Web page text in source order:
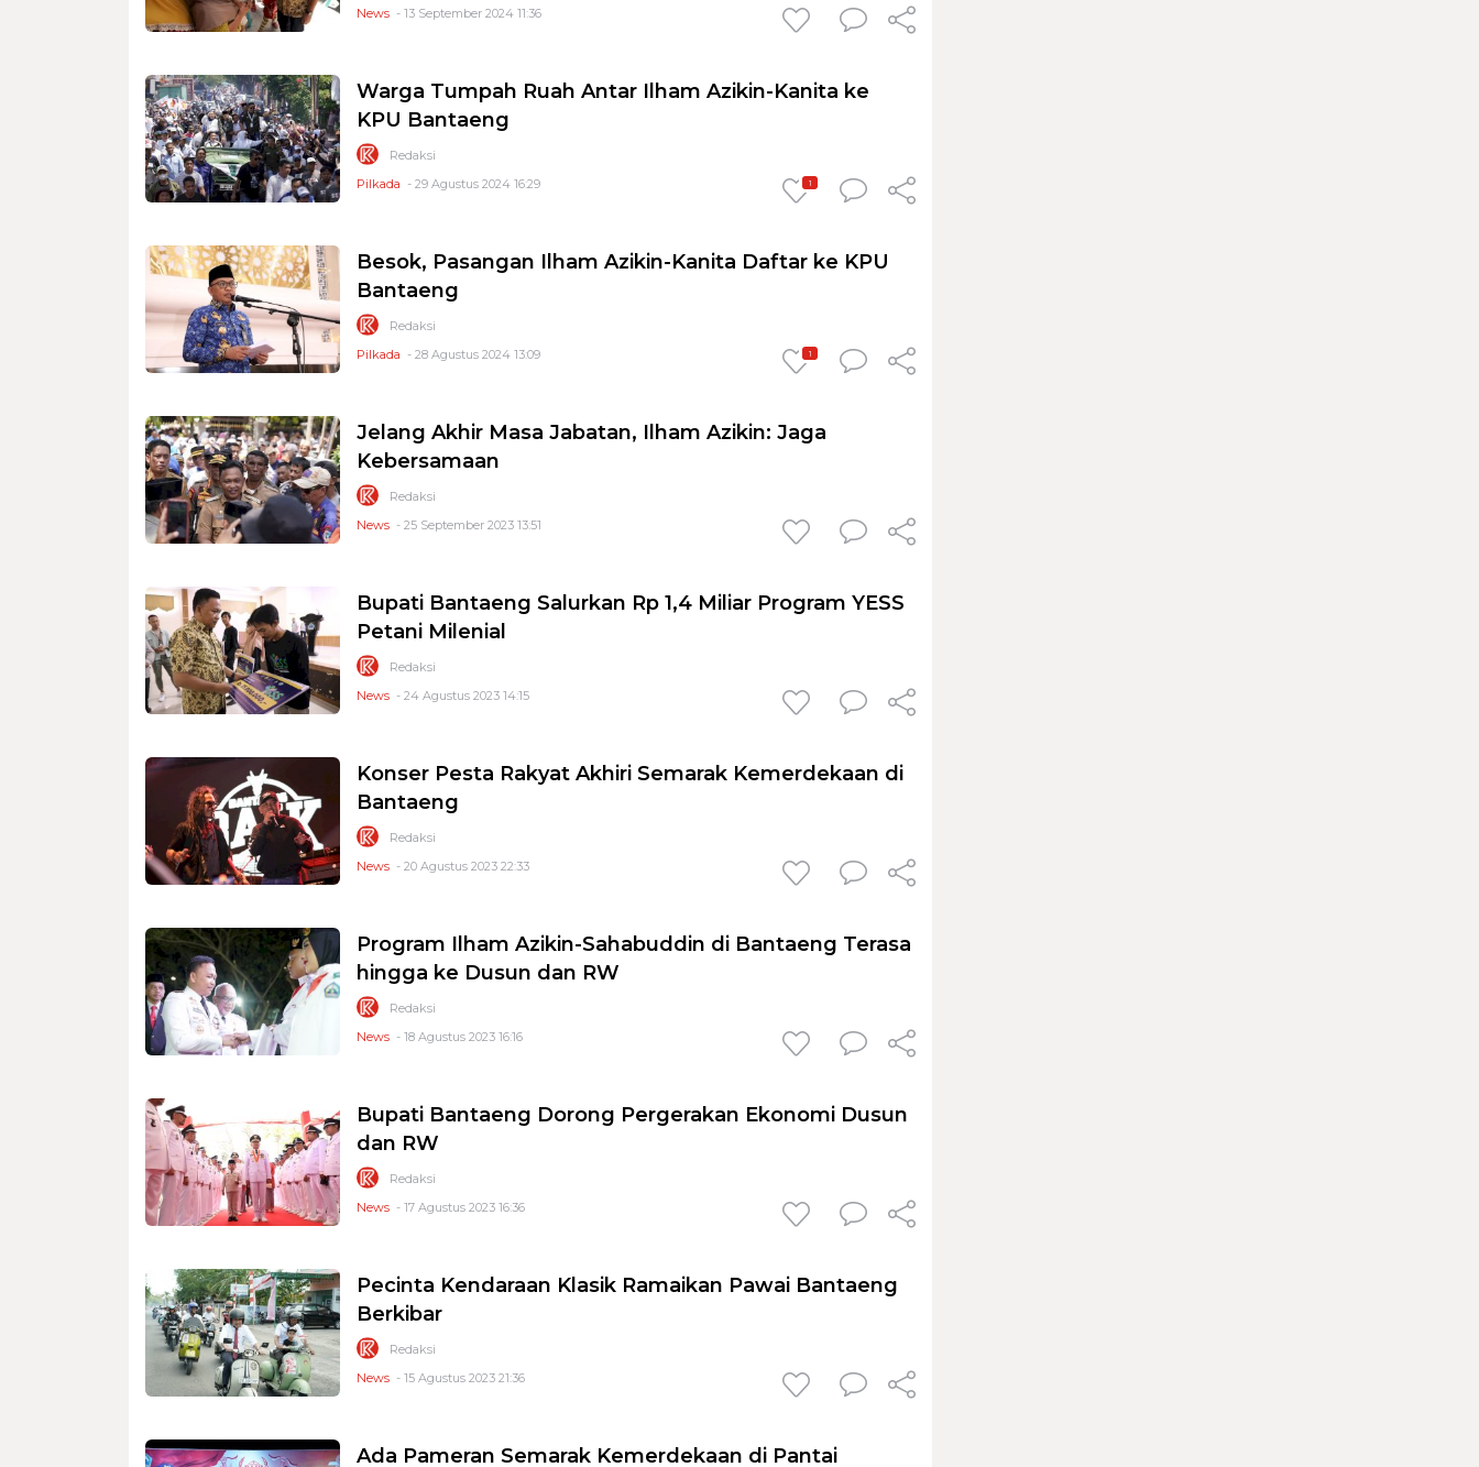
News - 13 September 2024 11:36
Warga Tumpah Ruah Antar Ilham Azikin-Kanita ke
KPU Bantaeng
Redaksi
Pilkada - 29 Agustus 2024 16:29 1
Besok, Pasangan Ilham Azikin-Kanita Daftar ke KPU
Bantaeng
Redaksi
Pilkada - 28 Agustus 2024 13:09 1
Jelang Akhir Masa Jabatan, Ilham Azikin: Jaga
Kebersamaan
Redaksi
News - 25 September 2023 13:51
Bupati Bantaeng Salurkan Rp 1,4 Miliar Program YESS
Petani Milenial
Redaksi
News - 24 Agustus 2023 14:15
Konser Pesta Rakyat Akhiri Semarak Kemerdekaan di
Bantaeng
Redaksi
News - 20 Agustus 2023 22:33
Program Ilham Azikin-Sahabuddin di Bantaeng Terasa
hingga ke Dusun dan RW
Redaksi
News - 18 Agustus 2023 16:16
Bupati Bantaeng Dorong Pergerakan Ekonomi Dusun
dan RW
Redaksi
News - 17 Agustus 2023 16:36
Pecinta Kendaraan Klasik Ramaikan Pawai Bantaeng
Berkibar
Redaksi
News - 15 Agustus 2023 21:36
Ada Pameran Semarak Kemerdekaan di Pantai